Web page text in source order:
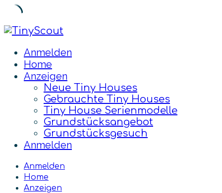
Skip
content
Anmelden
Home
Anzeigen
Neue Tiny Houses
Gebrauchte Tiny Houses
Tiny House Serienmodelle
Grundstücksangebot
Grundstücksgesuch
Anmelden
Anmelden
Home
Anzeigen